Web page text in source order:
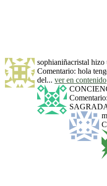
sophianiñacristal hizo
Comentario: hola
del... ver en contenido